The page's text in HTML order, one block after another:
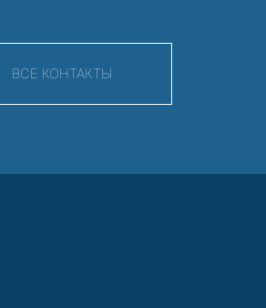
ВСЕ КОНТАКТЫ